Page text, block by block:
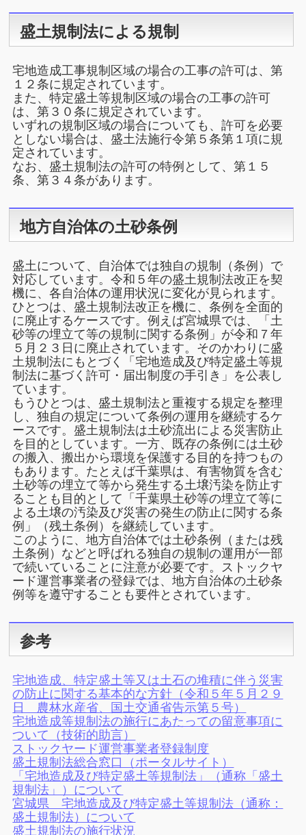
盛土規制法による規制
宅地造成工事規制区域の場合の工事の許可は、第
１２条に規定されています。
また、特定盛土等規制区域の場合の工事の許可
は、第３０条に規定されています。
いずれの規制区域の場合についても、許可を必要
としない場合は、盛土法施行令第５条第１項に規
定されています。
なお、盛土規制法の許可の特例として、第１５
条、第３４条があります。
地方自治体の土砂条例
盛土について、自治体では独自の規制（条例）で
対応しています。令和５年の盛土規制法改正を契
機に、各自治体の運用状況に変化が見られます。
ひとつは、盛土規制法改正を機に、条例を全面的
に廃止するケースです。例えば宮城県では、「土
砂等の埋立て等の規制に関する条例」が令和７年
５月２３日に廃止されています。そのかわりに盛
土規制法にもとづく「宅地造成及び特定盛土等規
制法に基づく許可・届出制度の手引き」を公表し
ています。
もうひとつは、盛土規制法と重複する規定を整理
し、独自の規定について条例の運用を継続するケ
ースです。盛土規制法は土砂流出による災害防止
を目的としています。一方、既存の条例には土砂
の搬入、搬出から環境を保護する目的を持つもの
もあります。たとえば千葉県は、有害物質を含む
土砂等の埋立て等から発生する土壌汚染を防止す
ることも目的として「千葉県土砂等の埋立て等に
よる土壌の汚染及び災害の発生の防止に関する条
例」（残土条例）を継続しています。
このように、地方自治体では土砂条例（または残
土条例）などと呼ばれる独自の規制の運用が一部
で続いていることに注意が必要です。ストックヤ
ード運営事業者の登録では、地方自治体の土砂条
例等を遵守することも要件とされています。
参考
宅地造成、特定盛土等又は土石の堆積に伴う災害
の防止に関する基本的な方針（令和５年５月２９
日 農林水産省、国土交通省告示第５号）
宅地造成等規制法の施行にあたっての留意事項に
ついて（技術的助言）
ストックヤード運営事業者登録制度
盛土規制法総合窓口（ポータルサイト）
「宅地造成及び特定盛土等規制法」（通称「盛土
規制法」）について
宮城県 宅地造成及び特定盛土等規制法（通称：
盛土規制法）について
盛土規制法の施行状況